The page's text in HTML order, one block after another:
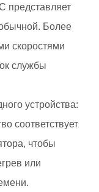
представляет
Более
скоростями
службы
устройства:
соответствует
чтобы
или